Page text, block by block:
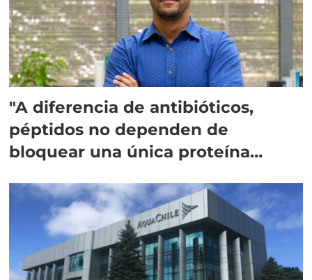
"A diferencia de antibióticos,
péptidos no dependen de
bloquear una única proteína